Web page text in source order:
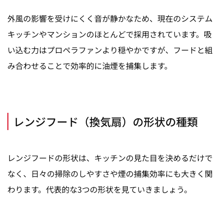
外風の影響を受けにくく音が静かなため、現在のシステム
キッチンやマンションのほとんどで採用されています。 吸
い込む力はプロペラファンより穏やかですが、フードと組
み合わせることで効率的に油煙を捕集します。
レンジフード（換気扇）の形状の種類
レンジフードの形状は、キッチンの見た目を決めるだけで
なく、日々の掃除のしやすさや煙の捕集効率にも大きく関
わります。代表的な3つの形状を見ていきましょう。